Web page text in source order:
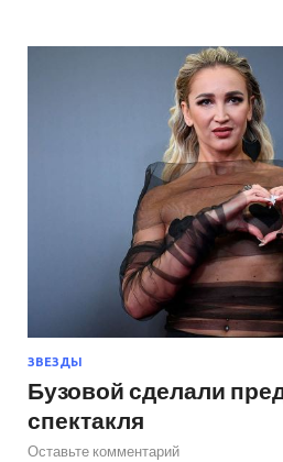
ЗВЕЗДЫ
Бузовой сделали
спектакля
Оставьте комментарий